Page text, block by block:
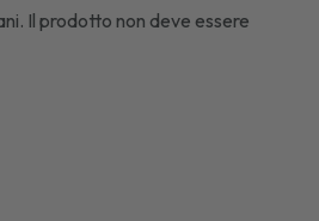
Il prodotto non deve essere